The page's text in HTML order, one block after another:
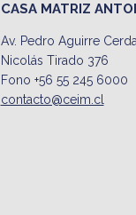
CASA MATRIZ
Av. Pedro Aguirre
Nicolás Tirado 376
Fono +56 55 245 6000
contacto@ceim.cl